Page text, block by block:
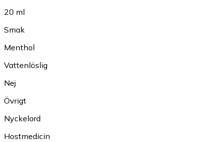
20 ml
Smak
Menthol
Vattenlöslig
Nej
Övrigt
Nyckelord
Hostmedicin